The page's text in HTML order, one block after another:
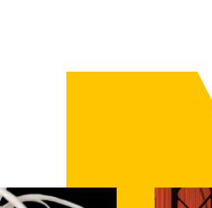
Image